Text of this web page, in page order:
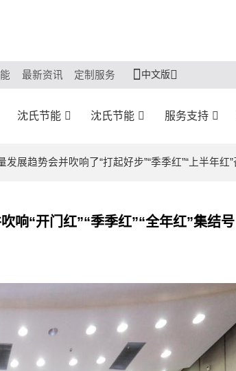
最新资讯 定制服务 中文版
沈氏节能 沈氏节能 服务支持
展趋势会并吹响了“打起好步”“季季红”“上半年红
响“开门红”“季季红”“全年红”集结号